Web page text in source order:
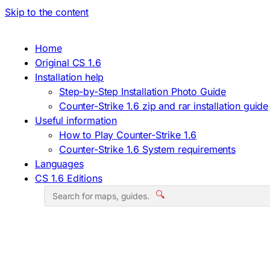
Skip to the content
Home
Original CS 1.6
Installation help
Step-by-Step Installation Photo Guide
Counter-Strike 1.6 zip and rar installation guide
Useful information
How to Play Counter-Strike 1.6
Counter-Strike 1.6 System requirements
Languages
CS 1.6 Editions
🔍